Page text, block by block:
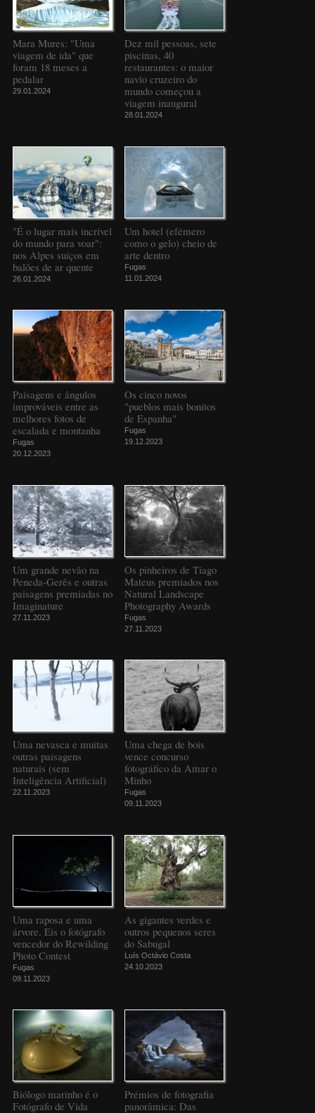
Mara Mures: "Uma
viagem de ida" que
foram 18 meses a
pedalar
29.01.2024
Dez mil pessoas, sete
piscinas, 40
restaurantes: o maior
navio cruzeiro do
mundo começou a
viagem inaugural
28.01.2024
"É o lugar mais incrível
do mundo para voar":
nos Alpes suíços em
balões de ar quente
26.01.2024
Um hotel (efémero
como o gelo) cheio de
arte dentro
Fugas
11.01.2024
Paisagens e ângulos
improváveis entre as
melhores fotos de
escalada e montanha
Fugas
20.12.2023
Os cinco novos
"pueblos mais bonitos
de Espanha"
Fugas
19.12.2023
Um grande nevão na
Peneda-Gerês e outras
paisagens premiadas no
Imaginature
27.11.2023
Os pinheiros de Tiago
Mateus premiados nos
Natural Landscape
Photography Awards
Fugas
27.11.2023
Uma nevasca e muitas
outras paisagens
naturais (sem
Inteligência Artificial)
22.11.2023
Uma chega de bois
vence concurso
fotográfico da Amar o
Minho
Fugas
09.11.2023
Uma raposa e uma
árvore. Eis o fotógrafo
vencedor do Rewilding
Photo Contest
Fugas
09.11.2023
As gigantes verdes e
outros pequenos seres
do Sabugal
Luís Octávio Costa
24.10.2023
Biólogo marinho é o
Fotógrafo de Vida
Prémios de fotografia
panorâmica: Das